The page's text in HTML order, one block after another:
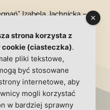
Izabela Jachnicka –
777 302
strona korzysta z
cookie (ciasteczka).
pliki tekstowe,
być stosowane
internetowe, aby
mogli korzystać
w bardziej sprawny